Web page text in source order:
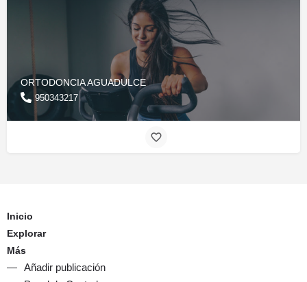
ORTODONCIA AGUADULCE
950343217
Inicio
Explorar
Más
Añadir publicación